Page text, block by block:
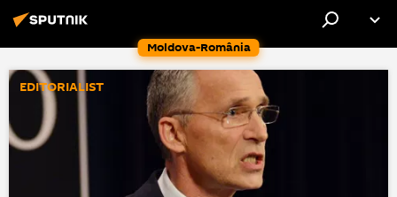
Moldova-România
EDITORIALIST